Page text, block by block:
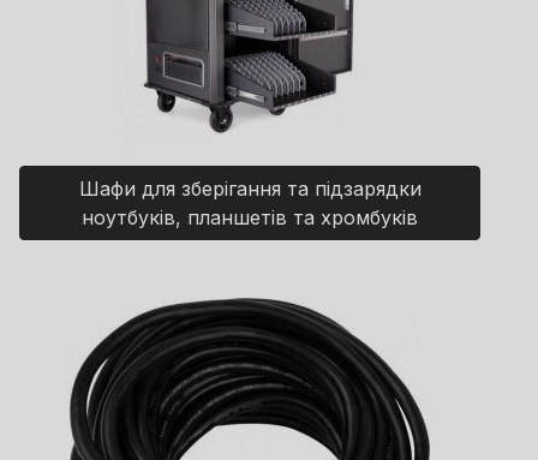
Шафи для зберігання та підзарядки
ноутбуків, планшетів та хромбуків